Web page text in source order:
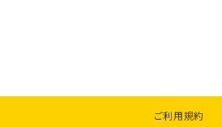
ご利用規約